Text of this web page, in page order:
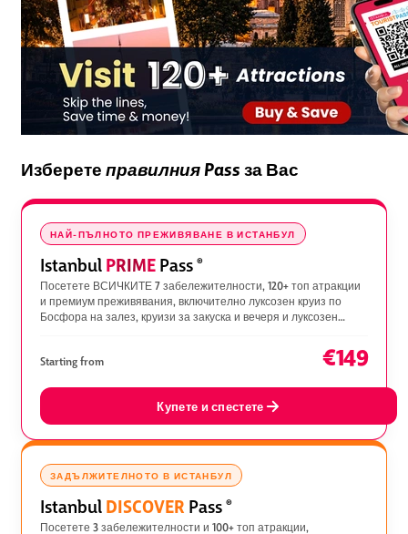
Изберетеправилния Passза Вас
НАЙ-ПЪЛНОТО ПРЕЖИВЯВАНЕ В ИСТАНБУЛ
IstanbulPRIMEPass ®
Посетете ВСИЧКИТЕ 7 забележителности, 120+ топ атракции
и премиум преживявания, включително луксозен круиз по
Босфора на залез, круизи за закуска и вечеря и луксозен
Starting from
€149
Купете и спестете
ЗАДЪЛЖИТЕЛНОТО В ИСТАНБУЛ
IstanbulDISCOVER Pass ®
Посетете 3 забележителности и 100+ топ атракции,